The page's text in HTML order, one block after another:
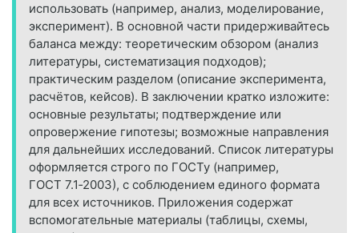
использовать (например, анализ, моделирование,
эксперимент). В основной части придерживайтесь
баланса между: теоретическим обзором (анализ
литературы, систематизация подходов);
практическим разделом (описание эксперимента,
расчётов, кейсов). В заключении кратко изложите:
основные результаты; подтверждение или
опровержение гипотезы; возможные направления
для дальнейших исследований. Список литературы
оформляется строго по ГОСТу (например,
ГОСТ 7.1‑2003), с соблюдением единого формата
для всех источников. Приложения содержат
вспомогательные материалы (таблицы, схемы,